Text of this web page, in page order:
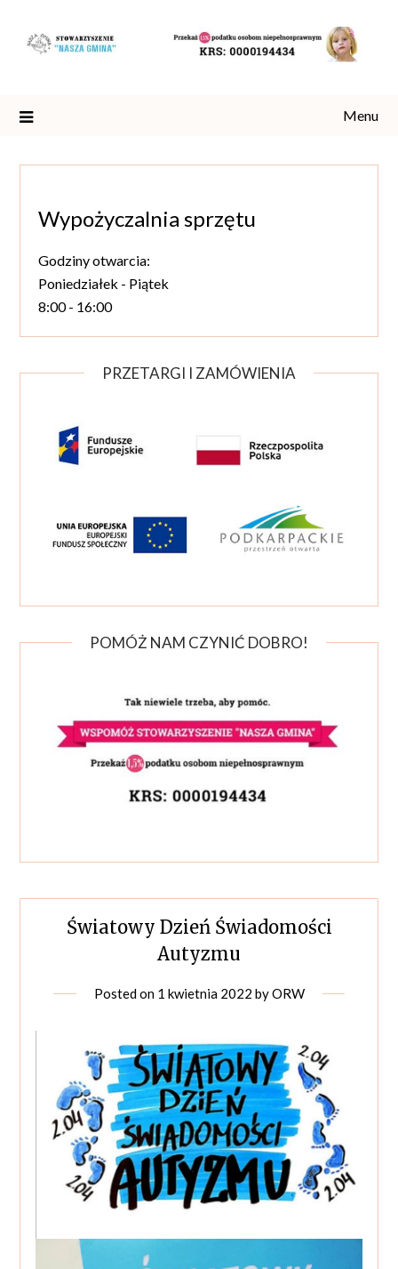
content
Menu
Wypożyczalnia sprzętu
Godziny otwarcia:
Poniedziałek - Piątek
8:00 - 16:00
PRZETARGI I ZAMÓWIENIA
POMÓŻ NAM CZYNIĆ DOBRO!
Światowy Dzień Świadomości
Autyzmu
Posted on 1 kwietnia 2022 byORW